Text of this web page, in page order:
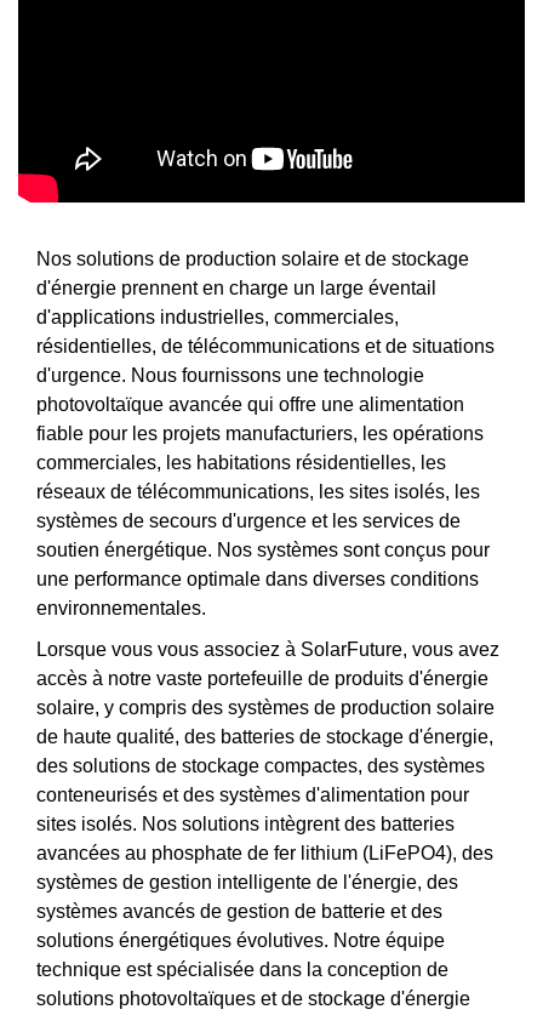
Nos solutions de production solaire et de stockage
d'énergie prennent en charge un large éventail
d'applications industrielles, commerciales,
résidentielles, de télécommunications et de situations
d'urgence. Nous fournissons une technologie
photovoltaïque avancée qui offre une alimentation
fiable pour les projets manufacturiers, les opérations
commerciales, les habitations résidentielles, les
réseaux de télécommunications, les sites isolés, les
systèmes de secours d'urgence et les services de
soutien énergétique. Nos systèmes sont conçus pour
une performance optimale dans diverses conditions
environnementales.
Lorsque vous vous associez à SolarFuture, vous avez
accès à notre vaste portefeuille de produits d'énergie
solaire, y compris des systèmes de production solaire
de haute qualité, des batteries de stockage d'énergie,
des solutions de stockage compactes, des systèmes
conteneurisés et des systèmes d'alimentation pour
sites isolés. Nos solutions intègrent des batteries
avancées au phosphate de fer lithium (LiFePO4), des
systèmes de gestion intelligente de l'énergie, des
systèmes avancés de gestion de batterie et des
solutions énergétiques évolutives. Notre équipe
technique est spécialisée dans la conception de
solutions photovoltaïques et de stockage d'énergie